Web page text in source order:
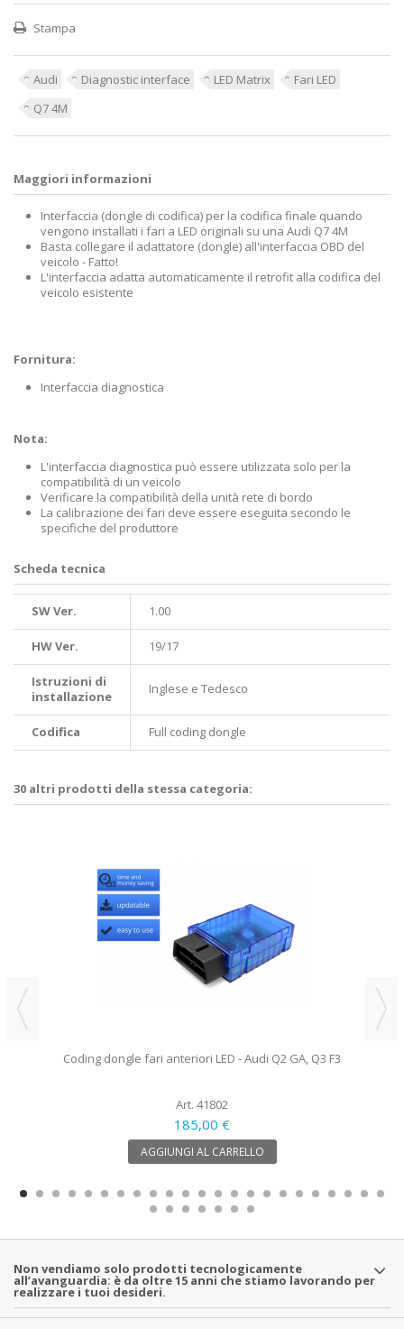
Stampa
Audi Diagnostic interface LED Matrix
Fari LED
Q7 4M
Maggiori informazioni
Interfaccia (dongle di codifica) per la codifica finale quando
vengono installati i fari a LED originali su una Audi Q7 4M
Basta collegare il adattatore (dongle) all'interfaccia OBD del
veicolo - Fatto!
L'interfaccia adatta automaticamente il retrofit alla codifica del
veicolo esistente
Fornitura:
Interfaccia diagnostica
Nota:
L'interfaccia diagnostica può essere utilizzata solo per la
compatibilità di un veicolo
Verificare la compatibilità della unità rete di bordo
La calibrazione dei fari deve essere eseguita secondo le
specifiche del produttore
Scheda tecnica
SW Ver. 1.00
HW Ver. 19/17
Istruzioni di
installazione
Inglese e Tedesco
Codifica Full coding dongle
30 altri prodotti della stessa categoria:
Coding dongle fari anteriori LED - Audi Q2 GA, Q3 F3
Art. 41802
185,00 €
AGGIUNGI AL CARRELLO
Non vendiamo solo prodotti tecnologicamente
all’avanguardia: è da oltre 15 anni che stiamo lavorando per
realizzare i tuoi desideri.